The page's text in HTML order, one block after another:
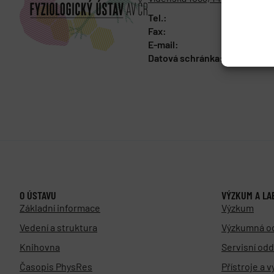
Tel.:
+420 241
Fax:
E-mail:
Datová schránka:
O ÚSTAVU
Základní informace
Vedení a struktura
Knihovna
Časopis PhysRes
VÝZKUM A
Výzkum
Výzkumná
Servisní
Přístroje a